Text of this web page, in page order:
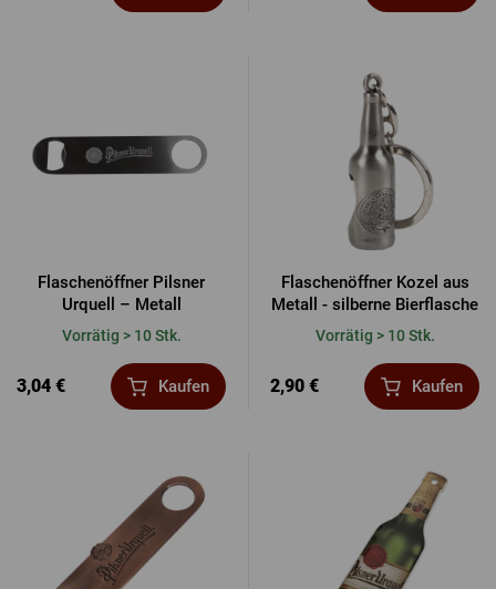
Flaschenöffner Pilsner
Urquell – Metall
Vorrätig > 10 Stk.
3,04 € Kaufen
Flaschenöffner Kozel aus
Metall - silberne Bierflasche
Vorrätig > 10 Stk.
2,90 € Kaufen